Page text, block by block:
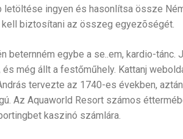
letöltése ingyen és hasonlítsa össze
biztosítani az összeg egyezõségét.
beternném egybe a se..em, kardio-
még állt a festőműhely. Kattanj
tervezte az 1740-es években,
Az Aquaworld Resort számos
kaszinó számlára.